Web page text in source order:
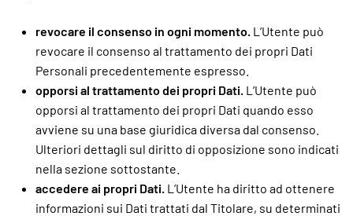
revocare il consenso in ogni momento. L’Utente può
revocare il consenso al trattamento dei propri Dati
Personali precedentemente espresso.
opporsi al trattamento dei propri Dati. L’Utente può
opporsi al trattamento dei propri Dati quando esso
avviene su una base giuridica diversa dal consenso.
Ulteriori dettagli sul diritto di opposizione sono indicati
nella sezione sottostante.
accedere ai propri Dati. L’Utente ha diritto ad ottenere
informazioni sui Dati trattati dal Titolare, su determinati